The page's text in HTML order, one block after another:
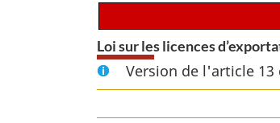
Loi sur les licences
Version de l'article 13